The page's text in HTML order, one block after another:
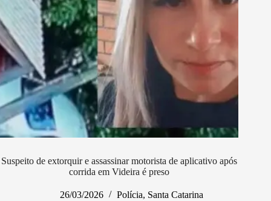
Suspeito de extorquir e assassinar motorista de aplicativo após
corrida em Videira é preso
26/03/2026 Polícia, Santa Catarina